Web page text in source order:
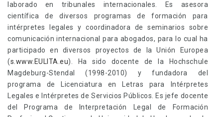
laborado en tribunales internacionales. Es asesora
científica de diversos programas de formación para
intérpretes legales y coordinadora de seminarios sobre
comunicación internacional para abogados, para lo cual ha
participado en diversos proyectos de la Unión Europea
(s.www.EULITA.eu). Ha sido docente de la Hochschule
Magdeburg-Stendal (1998-2010) y fundadora del
programa de Licenciatura en Letras para Intérpretes
Legales e Intérpretes de Servicios Públicos. Es jefe docente
del Programa de Interpretación Legal de Formación